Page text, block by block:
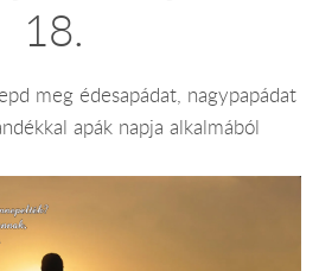
18.
meg édesapádat, nagypapádat
apák napja alkalmából